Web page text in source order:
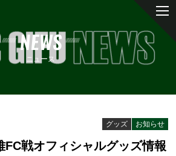
NEWS
ニュース
お知らせ
グッズ
FC戦オフィシャルグッズ情報